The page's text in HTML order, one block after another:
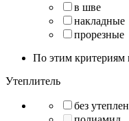
в шве
накладные
прорезные
По этим критериям
Утеплитель
без